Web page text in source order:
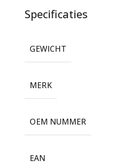
Specificaties
GEWICHT
MERK
OEM NUMMER
EAN